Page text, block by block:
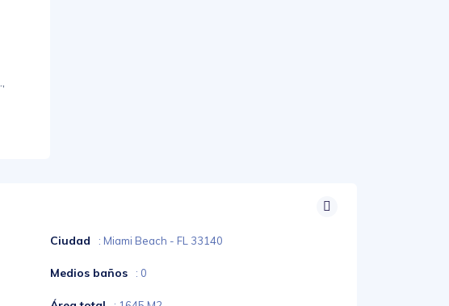
Ciudad : Miami Beach - FL 33140
Medios baños : 0